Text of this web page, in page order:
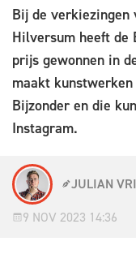
Bij de verkiezingen
Hilversum heeft de
prijs gewonnen in
maakt
Bijzonder en die
Instagram.
JULIAN
9 NOV 2023 14:36